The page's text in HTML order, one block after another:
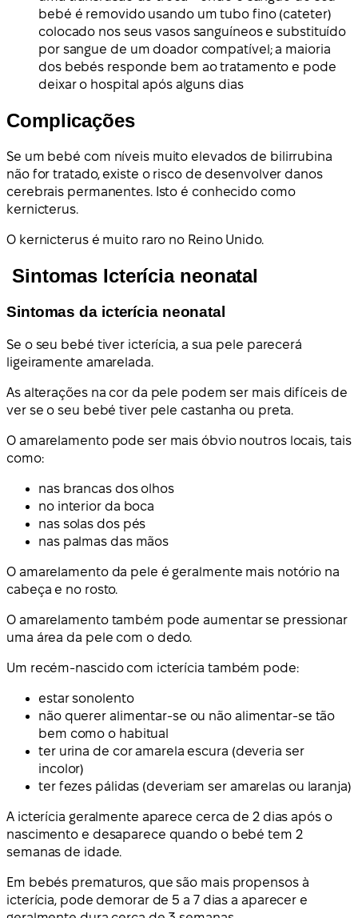
bebé é removido usando um tubo fino (cateter)
colocado nos seus vasos sanguíneos e substituído
por sangue de um doador compatível; a maioria
dos bebés responde bem ao tratamento e pode
deixar o hospital após alguns dias
Complicações
Se um bebé com níveis muito elevados de bilirrubina
não for tratado, existe o risco de desenvolver danos
cerebrais permanentes. Isto é conhecido como
kernicterus.
O kernicterus é muito raro no Reino Unido.
Sintomas Icterícia neonatal
Sintomas da icterícia neonatal
Se o seu bebé tiver icterícia, a sua pele parecerá
ligeiramente amarelada.
As alterações na cor da pele podem ser mais difíceis de
ver se o seu bebé tiver pele castanha ou preta.
O amarelamento pode ser mais óbvio noutros locais, tais
como:
nas brancas dos olhos
no interior da boca
nas solas dos pés
nas palmas das mãos
O amarelamento da pele é geralmente mais notório na
cabeça e no rosto.
O amarelamento também pode aumentar se pressionar
uma área da pele com o dedo.
Um recém-nascido com icterícia também pode:
estar sonolento
não querer alimentar-se ou não alimentar-se tão
bem como o habitual
ter urina de cor amarela escura (deveria ser
incolor)
ter fezes pálidas (deveriam ser amarelas ou laranja)
A icterícia geralmente aparece cerca de 2 dias após o
nascimento e desaparece quando o bebé tem 2
semanas de idade.
Em bebés prematuros, que são mais propensos à
icterícia, pode demorar de 5 a 7 dias a aparecer e